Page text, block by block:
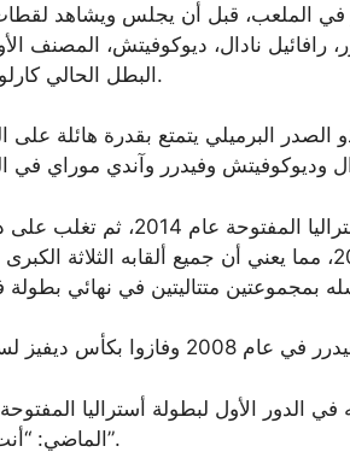
في الملعب، قبل أن يجلس ويشاهد
نادال، ديوكوفيتش، المصنف
البطل الحالي كارلوس الكاراز، ومونفيس.
الصدر البرميلي يتمتع بقدرة هائلة
فاز فافرينكا على نادال في نهائي بطولة
في نهائي بطولة أمريكا المفتوحة عام 2016، مما يعني أن جميع
الدور الأول لبطولة أستراليا المفتوحة
الماضي: “أنت أسطورة في رياضتنا”.